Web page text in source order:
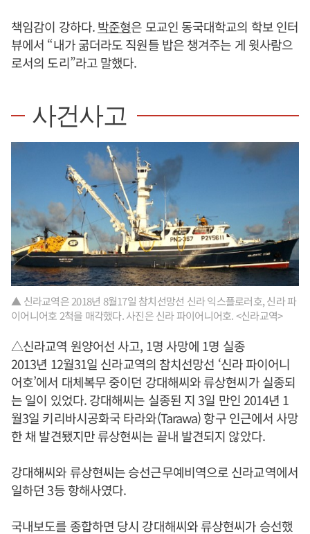
책임감이 강하다.박준형은 모교인 동국대학교의 학보 인터
뷰에서 “내가 굶더라도 직원들 밥은 챙겨주는 게 윗사람으
로서의 도리”라고 말했다.
사건사고
▲ 신라교역은 2018년 8월17일 참치선망선 신라 익스플로러호, 신라 파
이어니어호 2척을 매각했다. 사진은 신라 파이어니어호. <신라교역>
△신라교역 원양어선 사고, 1명 사망에 1명 실종
2013년 12월31일 신라교역의 참치선망선 ‘신라 파이어니
어호’에서 대체복무 중이던 강대해씨와 류상현씨가 실종되
는 일이 있었다. 강대해씨는 실종된 지 3일 만인 2014년 1
월3일 키리바시공화국 타라와(Tarawa) 항구 인근에서 사망
한 채 발견됐지만 류상현씨는 끝내 발견되지 않았다.
강대해씨와 류상현씨는 승선근무예비역으로 신라교역에서
일하던 3등 항해사였다.
국내보도를 종합하면 당시 강대해씨와 류상현씨가 승선했